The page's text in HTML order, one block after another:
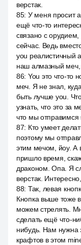
верстак.
85: У меня просит
ещё что-то
связано с
сейчас. Ведь
you реалистичный
наш алмазный
86: You это что-то
меч. Я не знал,
быть лучше you.
узнать, что это за
что мы отправимся
87: Кто умеет
поэтому мы
этим мечом, йоу. А
пришло время,
драконом. Опа. Я
верстак.
88: Так, левая
Кнопка выше тоже
можем стрелять.
сделать ещё что-
нибудь. Нам нужна
крафтов в этом